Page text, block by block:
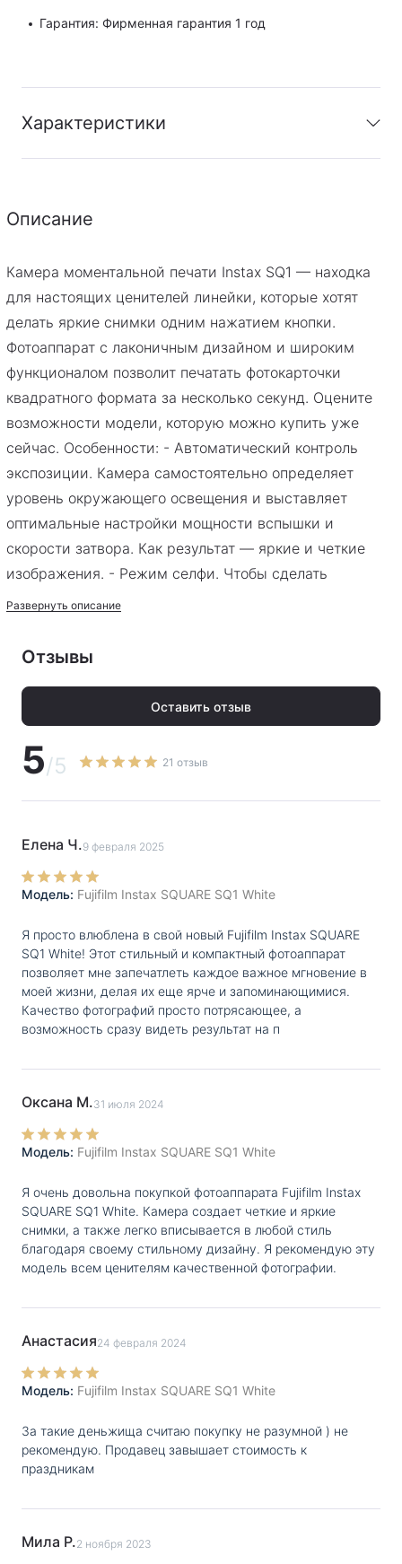
Гарантия: Фирменная гарантия 1 год
Характеристики
Описание
Камера моментальной печати Instax SQ1 — находка
для настоящих ценителей линейки, которые хотят
делать яркие снимки одним нажатием кнопки.
Фотоаппарат с лаконичным дизайном и широким
функционалом позволит печатать фотокарточки
квадратного формата за несколько секунд. Оцените
возможности модели, которую можно купить уже
сейчас. Особенности: - Автоматический контроль
экспозиции. Камера самостоятельно определяет
уровень окружающего освещения и выставляет
оптимальные настройки мощности вспышки и
скорости затвора. Как результат — яркие и четкие
изображения. - Режим селфи. Чтобы сделать
автопортрет на Instax SQuare SQ1, достаточно дважды
этом от пользователя не требуется устанавливать
пяти минут бездействия. Функция способствует
сохранению заряда батарей. - Окошко со счетчиком
кадров. Благодаря его наличию пользователь всегда
будет в курсе, сколько фотографий он еще сможет
сделать. - Стильный внешний вид. Камера Instax SQ 1
терракотовый, освежающий голубой и сияющий
белый. В комплекте с фотоаппаратом идут две
литиевые батарейки, заряда которых хватит более чем
на 30 фотографий. Комплектация: фотоаппарат, 2
батарейки CR2, ремешок на запястье.
Развернуть описание
Отзывы
5/5 21 отзыв
Оставить отзыв
Елена Ч.9 февраля 2025
Модель: Fujifilm Instax SQUARE SQ1 White
Я просто влюблена в свой новый Fujifilm Instax SQUARE
SQ1 White! Этот стильный и компактный фотоаппарат
позволяет мне запечатлеть каждое важное мгновение в
моей жизни, делая их еще ярче и запоминающимися.
Качество фотографий просто потрясающее, а
возможность сразу видеть результат на п
Оксана М.31 июля 2024
Модель: Fujifilm Instax SQUARE SQ1 White
Я очень довольна покупкой фотоаппарата Fujifilm Instax
SQUARE SQ1 White. Камера создает четкие и яркие
снимки, а также легко вписывается в любой стиль
благодаря своему стильному дизайну. Я рекомендую эту
модель всем ценителям качественной фотографии.
Анастасия24 февраля 2024
Модель: Fujifilm Instax SQUARE SQ1 White
За такие деньжища считаю покупку не разумной ) не
рекомендую. Продавец завышает стоимость к
праздникам
Мила Р.2 ноября 2023